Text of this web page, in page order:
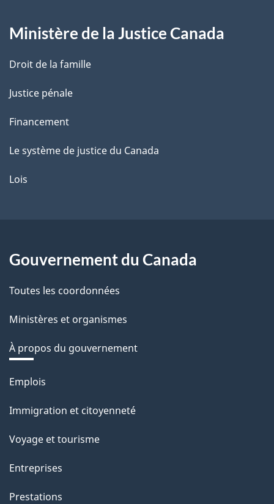
e
Ministère de la Justice Canada
Droit de la famille
Justice pénale
Financement
Le système de justice du Canada
Lois
Gouvernement du Canada
Toutes les coordonnées
Ministères et organismes
À propos du gouvernement
Thèmes
sujets
Emplois
Immigration et citoyenneté
Voyage et tourisme
Entreprises
Prestations